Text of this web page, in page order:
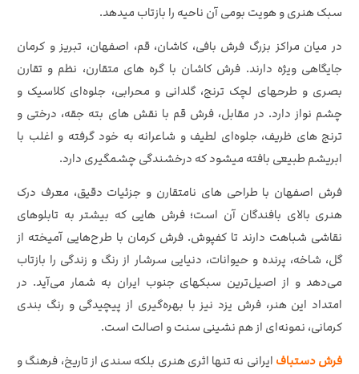
سبک هنری و هویت بومی آن ناحیه را بازتاب میدهد.
در میان مراکز بزرگ فرش‌ بافی، کاشان، قم، اصفهان، تبریز و کرمان
جایگاهی ویژه دارند. فرش کاشان با گره‌ های متقارن، نظم و تقارن
بصری و طرحهای لچک ترنج، گلدانی و محرابی، جلوه‌ای کلاسیک و
چشم‌ نواز دارد. در مقابل، فرش قم با نقش‌ های بته‌ جقه، درختی و
ترنج‌ های ظریف، جلوه‌ای لطیف و شاعرانه به خود گرفته و اغلب با
ابریشم طبیعی بافته میشود که درخشندگی چشمگیری دارد.
فرش اصفهان با طراحی‌ های نامتقارن و جزئیات دقیق، معرف درک
هنری بالای بافندگان آن است؛ فرش‌ هایی که بیشتر به تابلوهای
نقاشی شباهت دارند تا کفپوش. فرش کرمان با طرح‌هایی آمیخته از
گل، شاخه، پرنده و حیوانات، دنیایی سرشار از رنگ و زندگی را بازتاب
می‌دهد و از اصیل‌ترین سبکهای جنوب ایران به شمار می‌آید. در
امتداد این هنر، فرش یزد نیز با بهره‌گیری از پیچیدگی و رنگ بندی
کرمانی، نمونه‌ای از هم‌ نشینی سنت و اصالت است.
فرش دستباف ایرانی نه‌ تنها اثری هنری بلکه سندی از تاریخ، فرهنگ و